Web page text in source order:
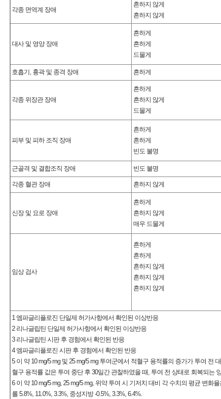
각종 면역계 장애
흔하지 않게
흔하지 않게
대사 및 영양 장애
흔하게
흔하게
드물게
호흡기, 흉곽 및 종격 장애 흔하게
각종 위장관 장애
흔하게
흔하지 않게
드물게
피부 및 피하 조직 장애
흔하게
흔하게
빈도 불명
근골격 및 결합조직 장애 빈도 불명
각종 혈관 장애 흔하지 않게
신장 및 요로 장애
흔하게
흔하지 않게
매우 드물게
임상 검사
흔하게
흔하게
흔하지 않게
흔하지 않게
흔하지 않게
1 엠파글리플로진 단일제 허가사항에서 확인된 이상반응
2 리나글립틴 단일제 허가사항에서 확인된 이상반응
3 리나글립틴 시판 후 경험에서 확인된 반응
4 엠파글리플로진 시판 후 경험에서 확인된 반응
5 이 약 10 mg/5 mg 및 25 mg/5 mg 투여군에서 적혈구 용적률의 증가가 투여
혈구 용적률 값은 투여 중단 후 30일간 관찰하였을 때, 투여 전 상태로 회복되는
6 이 약 10 mg/5 mg, 25 mg/5 mg, 위약 투여 시 기저치 대비 각 수치의 평균 변화
롤 5.8%, 11.0%, 3.3%, 중성지방 -0.5%, 3.3%, 6.4%.